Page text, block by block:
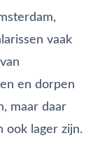
vaak
en dorpen
maar daar
ook lager zijn.